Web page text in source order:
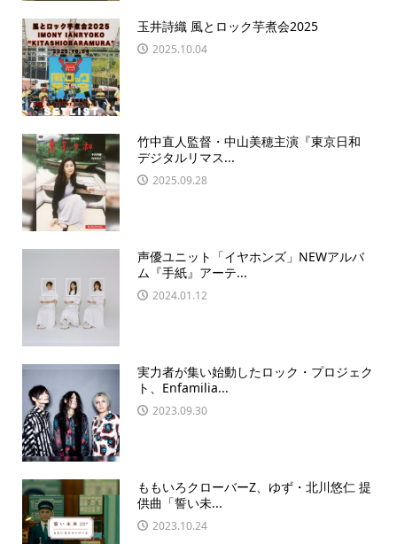
玉井詩織 風とロック芋煮会2025
2025.10.04
竹中直人監督・中山美穂主演『東京日和
デジタルリマス...
2025.09.28
声優ユニット「イヤホンズ」NEWアルバ
ム『手紙』アーテ...
2024.01.12
実力者が集い始動したロック・プロジェク
ト、Enfamilia...
2023.09.30
ももいろクローバーZ、ゆず・北川悠仁 提
供曲「誓い未...
2023.10.24